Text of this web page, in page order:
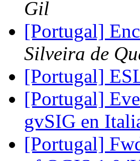
Gil
[Portugal]
Silveira de
[Portugal]
[Portugal]
gvSIG en
[Portugal]